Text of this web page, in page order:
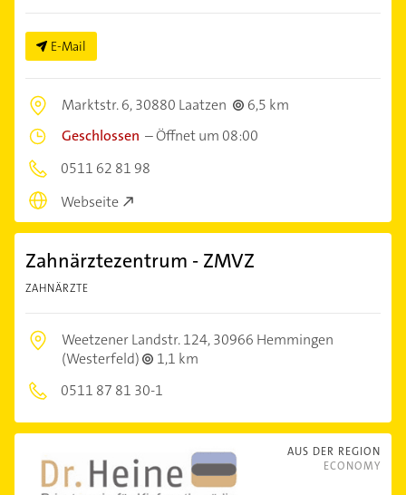
E-Mail
Marktstr. 6,30880 Laatzen
6,5 km
Geschlossen –Öffnet um 08:00
0511 62 81 98
Webseite
Zahnärztezentrum - ZMVZ
ZAHNÄRZTE
Weetzener Landstr. 124,30966 Hemmingen
(Westerfeld)
1,1 km
0511 87 81 30-1
AUS DER REGION
ECONOMY